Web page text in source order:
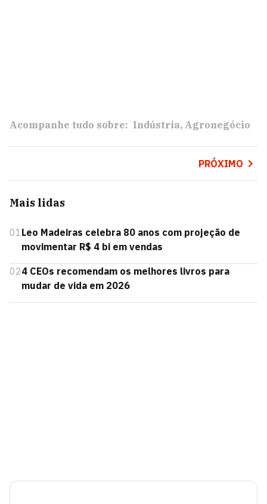
Acompanhe tudo sobre: Indústria Agronegócio
PRÓXIMO
Mais lidas
01Leo Madeiras celebra 80 anos com projeção de
movimentar R$ 4 bi em vendas
024 CEOs recomendam os melhores livros para
mudar de vida em 2026